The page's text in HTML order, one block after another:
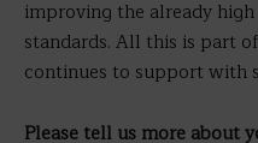
improving the already
standards. All this is part
continues to support with
Please tell us more about